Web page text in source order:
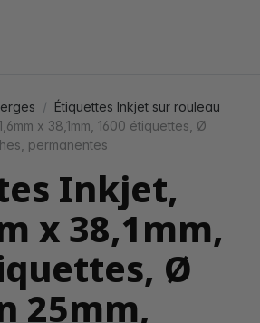
Étiquettes Inkjet sur rouleau
x 38,1mm, 1600 étiquettes, Ø
permanentes
Inkjet,
x 38,1mm,
Ø
25mm,